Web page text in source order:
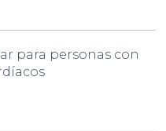
para personas con